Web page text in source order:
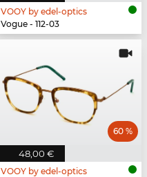
VOOY by edel-optics
Vogue - 112-03
48,00 €
60 %
VOOY by edel-optics